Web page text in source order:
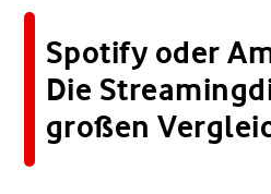
Spotify oder
Die
großen